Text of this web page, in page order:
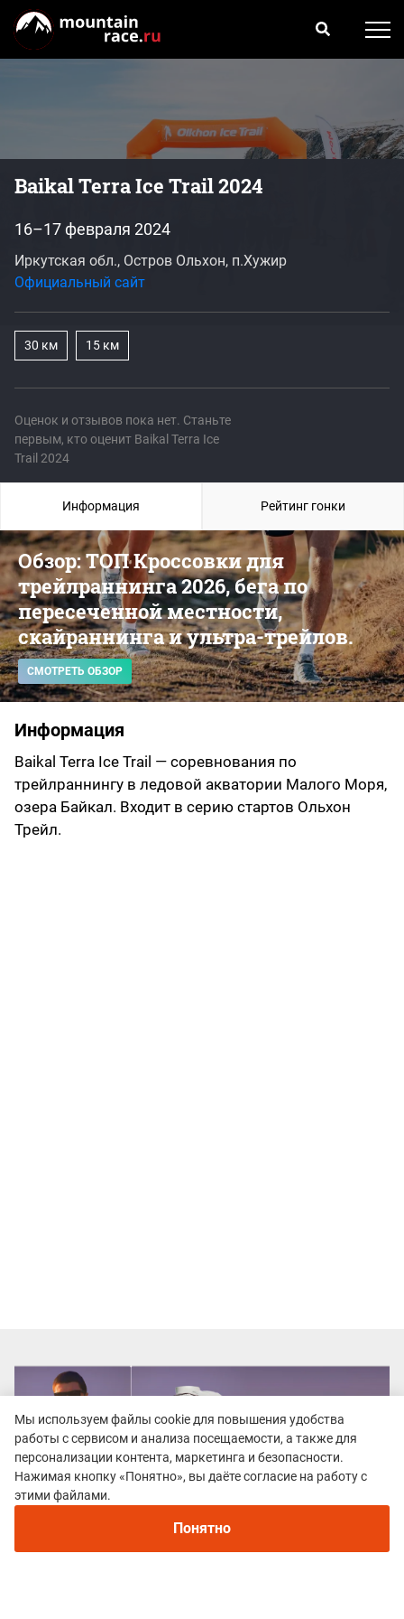
Baikal Terra Ice Trail 2024
Оценок и отзывов пока нет. Станьте
первым, кто оценит Baikal Terra Ice
Trail 2024
16–17 февраля 2024
Иркутская обл., Остров Ольхон, п.Хужир
Официальный сайт
30 км 15 км
Обзор: ТОП Кроссовки для
трейлраннинга 2026, бега по
пересеченной местности,
скайраннинга и ультра-трейлов.
СМОТРЕТЬ ОБЗОР
Информация
Baikal Terra Ice Trail — соревнования по
трейлраннингу в ледовой акватории Малого Моря,
озера Байкал. Входит в серию стартов Ольхон
Трейл.
Информация Рейтинг гонки
Рекомендуем
Непромокаемые кроссовки для бега зимой и
трейлраннинга 2026. Для города и
Мы используем файлы cookie для повышения удобства
работы с сервисом и анализа посещаемости, а также для
персонализации контента, маркетинга и безопасности.
Нажимая кнопку «Понятно», вы даёте согласие на работу с
этими файлами.
Понятно